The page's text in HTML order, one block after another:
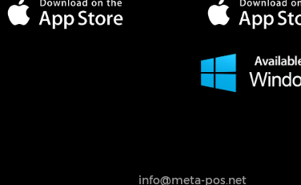
info@meta-pos.net